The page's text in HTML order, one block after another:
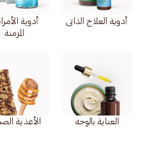
أدوية العلاج الذاتي
أدوية
المزمنة
العناية بالوجه الأغذية